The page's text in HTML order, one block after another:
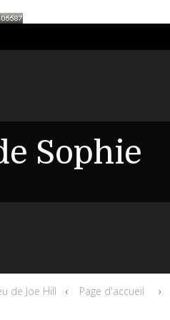
Sophie
de Joe Hill Page d'accueil